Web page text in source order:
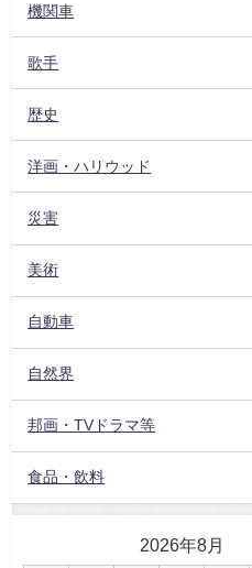
機関車
歌手
歴史
洋画・ハリウッド
災害
美術
自動車
自然界
邦画・TVドラマ等
食品・飲料
2026年8月